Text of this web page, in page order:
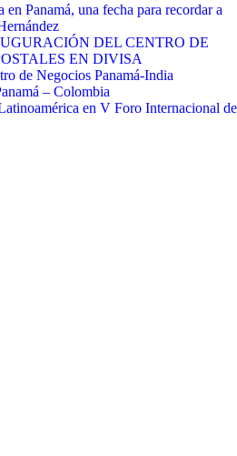
en Panamá, una fecha para recordar a
DEL CENTRO DE
EN DIVISA
de Negocios Panamá-India
– Colombia
en V Foro Internacional de